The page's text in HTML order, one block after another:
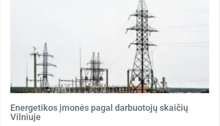
Energetikos įmonės pagal darbuotojų skaičių
Vilniuje